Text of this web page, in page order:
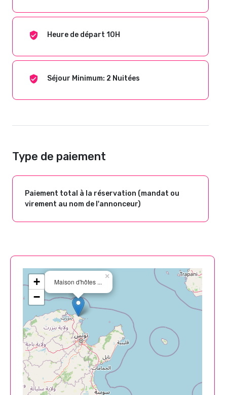
Heure de départ 10H
Séjour Minimum: 2 Nuitées
Type de paiement
Paiement total à la réservation (mandat ou
virement au nom de l'annonceur)
Maison d'hôtes ...
×
+
−